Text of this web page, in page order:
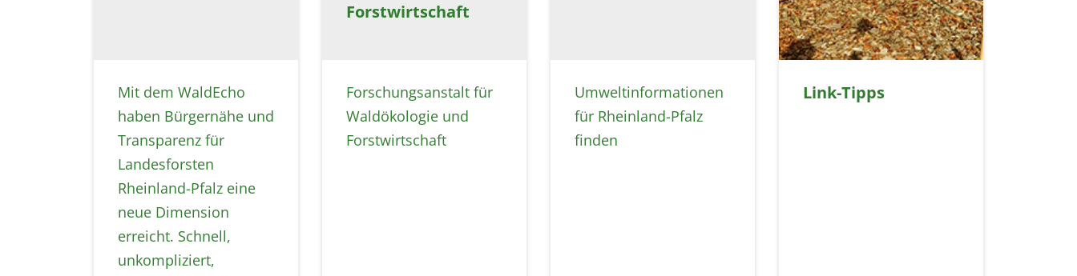
Mit dem WaldEcho
haben Bürgernähe und
Transparenz für
Landesforsten
Rheinland-Pfalz eine
neue Dimension
erreicht. Schnell,
unkompliziert,
Forstwirtschaft
Forschungsanstalt für
Waldökologie und
Forstwirtschaft
Umweltinformationen
für Rheinland-Pfalz
finden
Link-Tipps
cookie_consent
Dieser Cookie speichert die
ausgewählten Einverständnis-
Optionen des Benutzers